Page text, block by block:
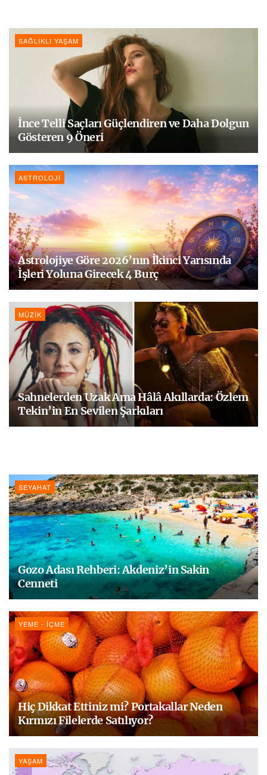
SAĞLIKLI YAŞAM
İnce Telli Saçları Güçlendiren ve Daha Dolgun
Gösteren 9 Öneri
ASTROLOJI
Astrolojiye Göre 2026’nın İkinci Yarısında
İşleri Yoluna Girecek 4 Burç
MÜZIK
Sahnelerden Uzak Ama Hâlâ Akıllarda: Özlem
Tekin’in En Sevilen Şarkıları
SEYAHAT
Gozo Adası Rehberi: Akdeniz’in Sakin
Cenneti
YEME - İÇME
Hiç Dikkat Ettiniz mi? Portakallar Neden
Kırmızı Filelerde Satılıyor?
YAŞAM